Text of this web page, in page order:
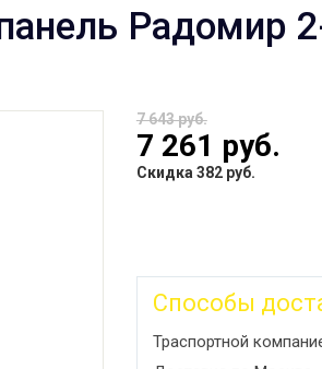
Радомир
7 643 руб.
7 261 руб.
Скидка 382 руб.
Способы
Траспортной